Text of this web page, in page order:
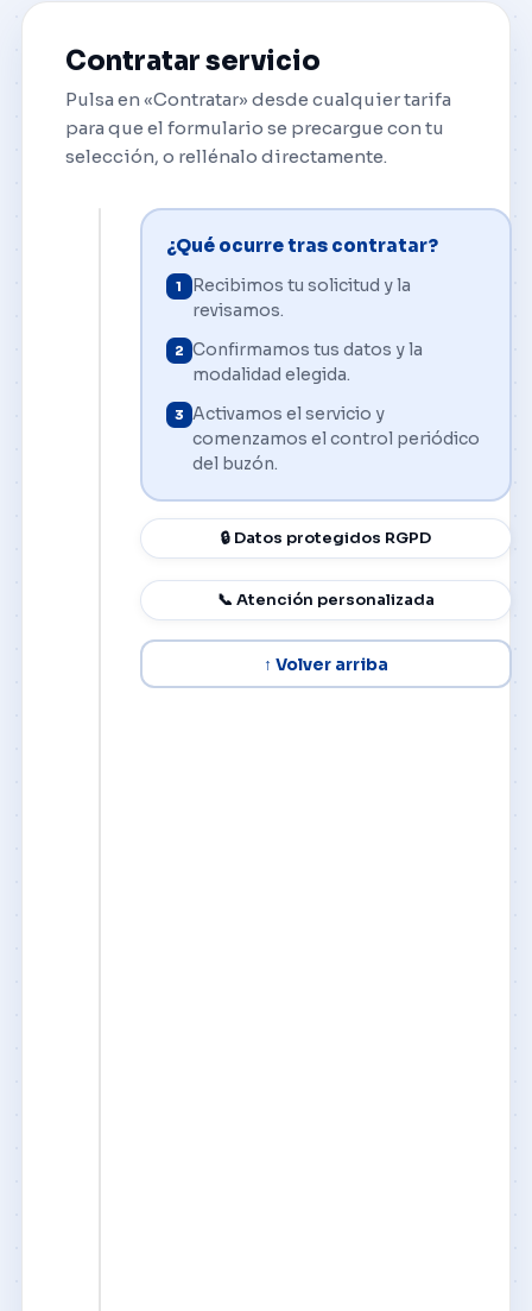
Contratar servicio
Pulsa en «Contratar» desde cualquier tarifa
para que el formulario se precargue con tu
selección, o rellénalo directamente.
¿Qué ocurre tras contratar?
1
Recibimos tu solicitud y la
revisamos.
2 Confirmamos tus datos y la
modalidad elegida.
3 Activamos el servicio y
comenzamos el control periódico
del buzón.
🔒 Datos protegidos RGPD
📞 Atención personalizada
↑ Volver arriba